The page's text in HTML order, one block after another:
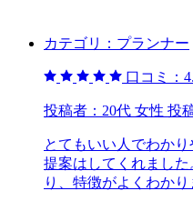
カテゴリ： プランナー
口コミ：
投稿者： 20代 女性 投
とてもいい人でわか
提案はしてくれまし
り、特徴がよくわかり